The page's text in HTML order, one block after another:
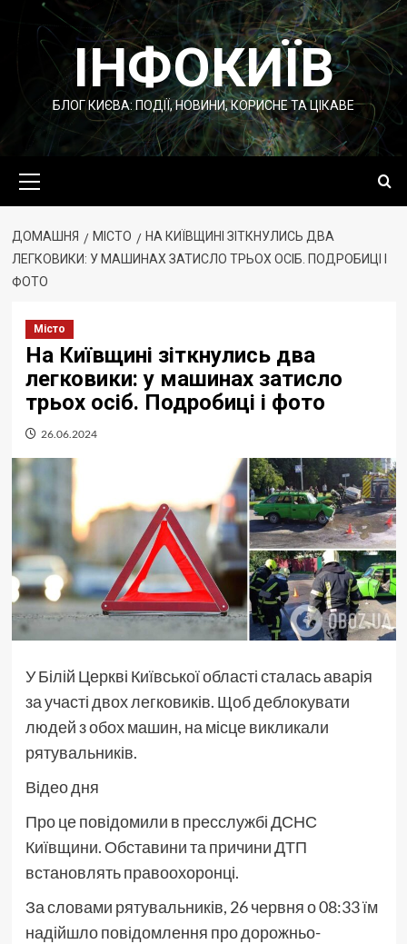
Перейти
ІНФОКИЇВ
БЛОГ КИЄВА: ПОДІЇ, НОВИНИ, КОРИСНЕ ТА ЦІКАВЕ
меню
ДОМАШНЯ МІСТО
НА КИЇВЩИНІ ЗІТКНУЛИСЬ ДВА
ЛЕГКОВИКИ: У МАШИНАХ ЗАТИСЛО ТРЬОХ ОСІБ. ПОДРОБИЦІ І
ФОТО
Місто
На Київщині зіткнулись два
легковики: у машинах затисло
трьох осіб. Подробиці і фото
26.06.2024
У Білій Церкві Київської області сталась аварія
за участі двох легковиків. Щоб деблокувати
людей з обох машин, на місце викликали
рятувальників.
Відео дня
Про це повідомили в пресслужбі ДСНС
Київщини. Обставини та причини ДТП
встановлять правоохоронці.
За словами рятувальників, 26 червня о 08:33 їм
надійшло повідомлення про дорожньо-